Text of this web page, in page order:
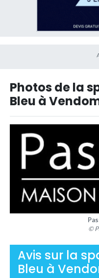
Photos de la
Bleu à
©
Avis sur la
Bleu à